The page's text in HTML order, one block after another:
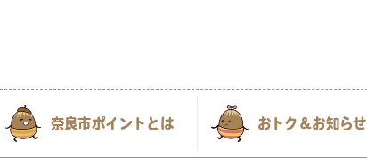
奈良市ポイントとは おトク＆お知らせ